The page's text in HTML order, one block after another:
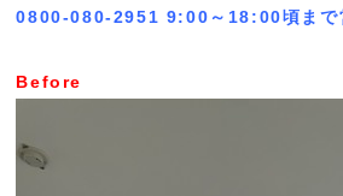
0800-080-2951 9:00～18:00頃まで
Before